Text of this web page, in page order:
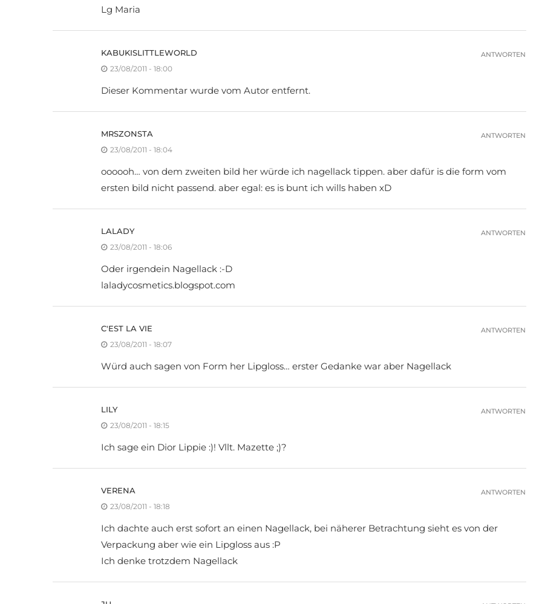
Lg Maria
KABUKISLITTLEWORLD
23/08/2011 - 18:00
Dieser Kommentar wurde vom Autor entfernt.
ANTWORTEN
MRSZONSTA
23/08/2011 - 18:04
oooooh… von dem zweiten bild her würde ich nagellack tippen. aber dafür is die form vom
ersten bild nicht passend. aber egal: es is bunt ich wills haben xD
ANTWORTEN
LALADY
23/08/2011 - 18:06
Oder irgendein Nagellack :-D
laladycosmetics.blogspot.com
ANTWORTEN
C'EST LA VIE
23/08/2011 - 18:07
Würd auch sagen von Form her Lipgloss… erster Gedanke war aber Nagellack
ANTWORTEN
LILY
23/08/2011 - 18:15
Ich sage ein Dior Lippie :)! Vllt. Mazette ;)?
ANTWORTEN
VERENA
23/08/2011 - 18:18
Ich dachte auch erst sofort an einen Nagellack, bei näherer Betrachtung sieht es von der
Verpackung aber wie ein Lipgloss aus :P
Ich denke trotzdem Nagellack
ANTWORTEN